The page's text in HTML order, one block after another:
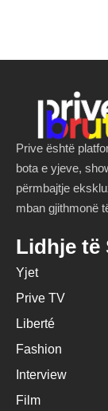
Prive është
bota e yjeve,
përmbajtje
mban gjithmonë
Lidhje të
Yjet
Prive TV
Liberté
Fashion
Interview
Film